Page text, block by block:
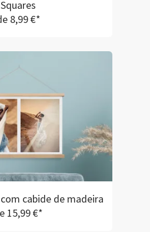
Squares
8,99 €*
cabide de madeira
15,99 €*